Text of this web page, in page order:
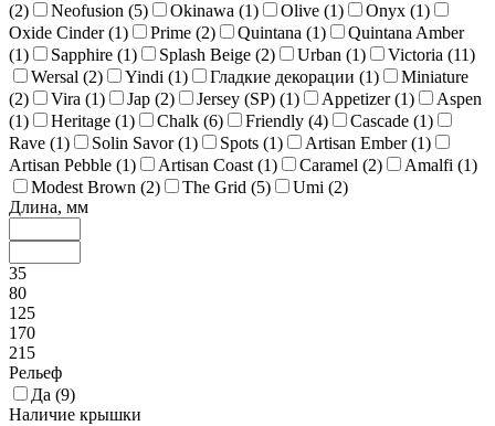
(2) Neofusion (5) Okinawa (1) Olive (1) Onyx (1)
Oxide Cinder (1) Prime (2) Quintana (1)
Quintana Amber
(1) Sapphire (1) Splash Beige (2) Urban (1) Victoria (11)
Wersal (2) Yindi (1) Гладкие декорации (1)
Miniature
(2) Vira (1) Jap (2) Jersey (SP) (1) Appetizer (1)
Aspen
(1) Heritage (1) Chalk (6) Friendly (4) Cascade (1)
Rave (1) Solin Savor (1) Spots (1) Artisan Ember (1)
Artisan Pebble (1) Artisan Coast (1) Caramel (2) Amalfi (1)
Modest Brown (2) The Grid (5) Umi (2)
Длина, мм
35
80
125
170
215
Рельеф
Да (9)
Наличие крышки